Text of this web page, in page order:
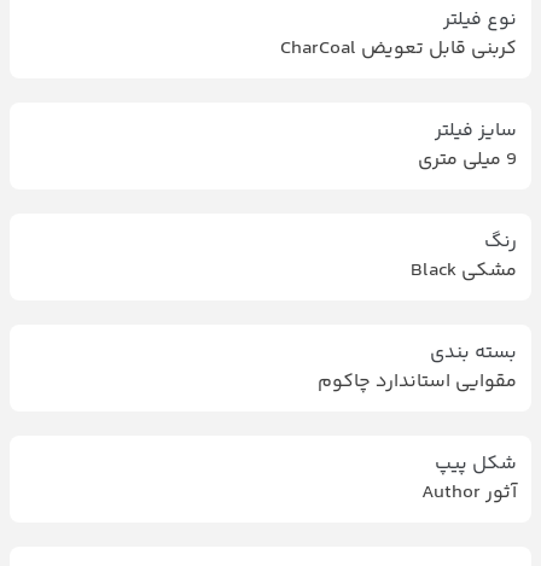
نوع فیلتر
کربنی قابل تعویض CharCoal
سایز فیلتر
9 میلی متری
رنگ
مشکی Black
بسته بندی
مقوایی استاندارد چاکوم
شکل پیپ
آثور ‌Author